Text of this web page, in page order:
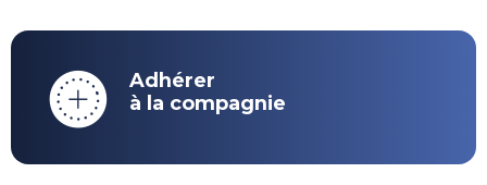
Adhérer
à la compagnie